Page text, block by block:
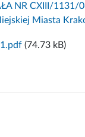
NR CXIII/1131/
Miasta
(74.73 kB)